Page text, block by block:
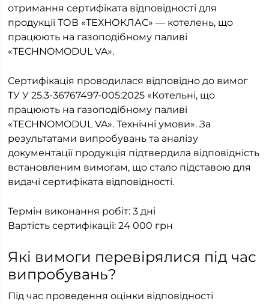
отримання сертифіката відповідності для
продукції ТОВ «ТЕХНОКЛАС» — котелень, що
працюють на газоподібному паливі
«TECHNOMODUL VA».
Сертифікація проводилася відповідно до вимог
ТУ У 25.3-36767497-005:2025 «Котельні, що
працюють на газоподібному паливі
«TECHNOMODUL VA». Технічні умови». За
результатами випробувань та аналізу
документації продукція підтвердила відповідність
встановленим вимогам, що стало підставою для
видачі сертифіката відповідності.
Термін виконання робіт: 3 дні
Вартість сертифікації: 24 000 грн
Які вимоги перевірялися під час
випробувань?
Під час проведення оцінки відповідності